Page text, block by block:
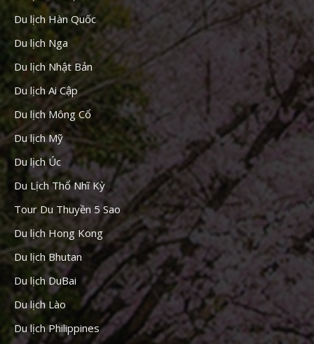
Du lịch Hàn Quốc
Du lịch Nga
Du lịch Nhật Bản
Du lịch Ai Cập
Du lịch Mông Cổ
Du lịch Mỹ
Du lịch Úc
Du Lịch Thổ Nhĩ Kỳ
Tour Du Thuyền 5 Sao
Du lịch Hong Kong
Du lịch Bhutan
Du lịch DuBai
Du lịch Lào
Du lịch Philippines